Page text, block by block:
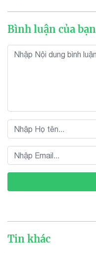
Bình luận của bạn
Tin khác